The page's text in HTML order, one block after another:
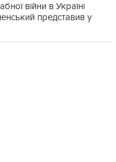
війни в Україні
представив у